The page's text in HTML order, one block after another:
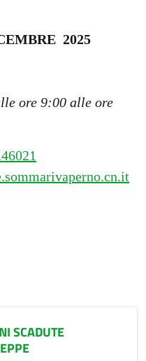
2025
ore 9:00 alle ore
SCADUTE